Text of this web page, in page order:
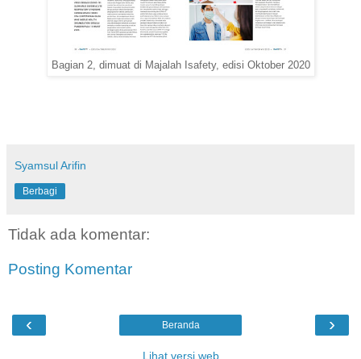
Bagian 2, dimuat di Majalah Isafety, edisi Oktober 2020
Syamsul Arifin
Berbagi
Tidak ada komentar:
Posting Komentar
‹ ›
Beranda
Lihat versi web